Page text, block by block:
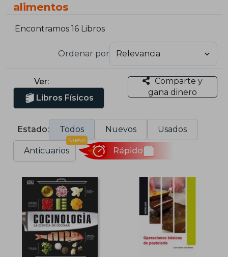
alimentos
Encontramos 16 Libros
Ordenar por
Ver:
Libros Físicos
Comparte y
gana dinero
Estado: Todos Nuevos Usados
Anticuarios
Nuevo
Rápido